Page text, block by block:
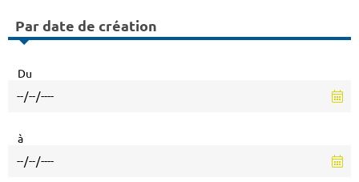
Par date de création
Du
à